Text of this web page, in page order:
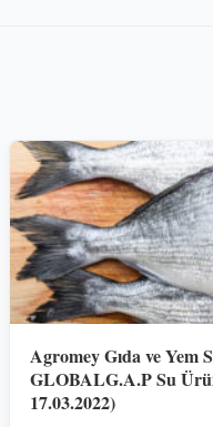
Agromey Gıda ve Yem
GLOBALG.A.P Su
17.03.2022)